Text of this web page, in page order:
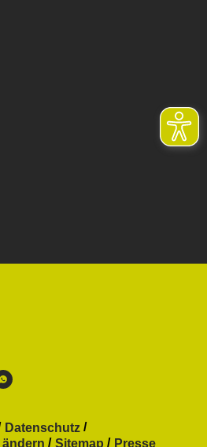
Datenschutz
Sitemap Presse